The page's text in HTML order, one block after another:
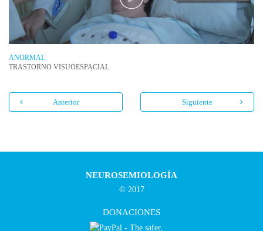
ANORMAL
TRASTORNO VISUOESPACIAL
Anterior Siguiente
NEUROSEMIOLOGÍA
© 2017
DONACIONES